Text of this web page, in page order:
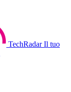
TechRadar Il tuo